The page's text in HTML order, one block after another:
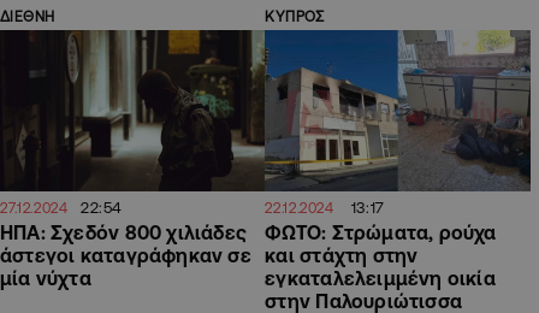
ΔΙΕΘΝΗ
27.12.2024 22:54
ΗΠΑ: Σχεδόν 800 χιλιάδες
άστεγοι καταγράφηκαν σε
μία νύχτα
ΚΥΠΡΟΣ
22.12.2024 13:17
ΦΩΤΟ: Στρώματα, ρούχα
και στάχτη στην
εγκαταλελειμμένη οικία
στην Παλουριώτισσα